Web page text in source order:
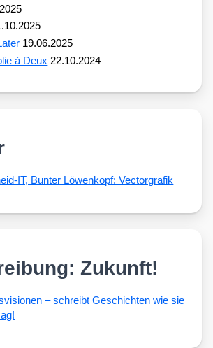
19.06.2025
à Deux 22.10.2024
Zukunft!
– schreibt Geschich­ten wie sie